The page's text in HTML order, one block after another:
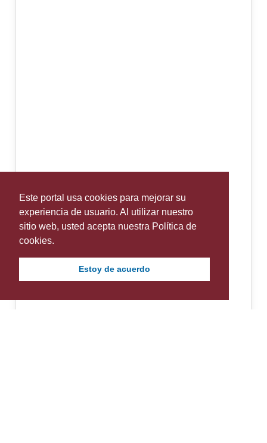
Este portal usa cookies para mejorar su
experiencia de usuario. Al utilizar nuestro
sitio web, usted acepta nuestra Política de
cookies.
Estoy de acuerdo